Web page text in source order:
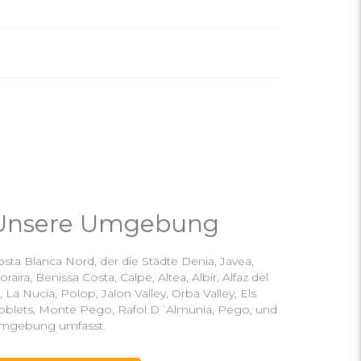
Umgebung
Blanca Nord, der die Städte Denia, Javea,
Benissa Costa, Calpe, Altea, Albir, Alfaz del
La Nucia, Polop, Jalon Valley, Orba Valley, Els
Monte Pego, Rafol D´Almunia, Pego, und
umfasst.